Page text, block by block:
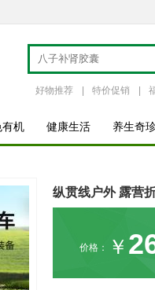
好物推荐 特价促销
有机 健康生活 养生奇
纵贯线户外 露营
价格： ￥